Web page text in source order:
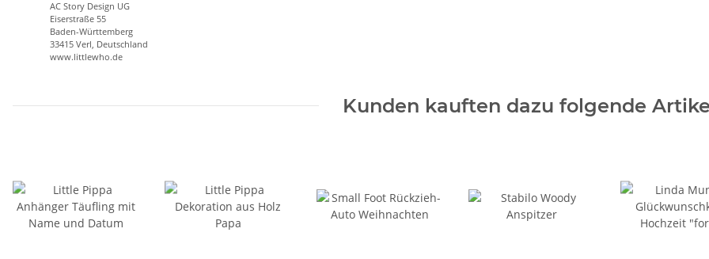
AC Story Design UG
Eiserstraße 55
Baden-Württemberg
33415 Verl, Deutschland
www.littlewho.de
Kunden kauften dazu folgende